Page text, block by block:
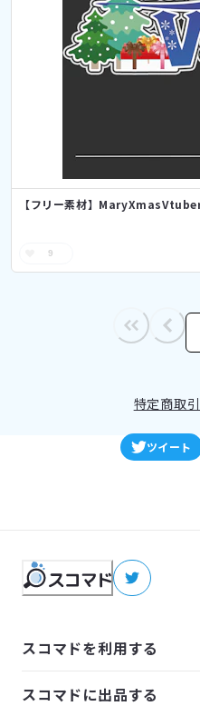
【フリー素材】MaryXmasVtuber
9
ツイート
特定商取
スコマドを利用する
スコマドに出品する